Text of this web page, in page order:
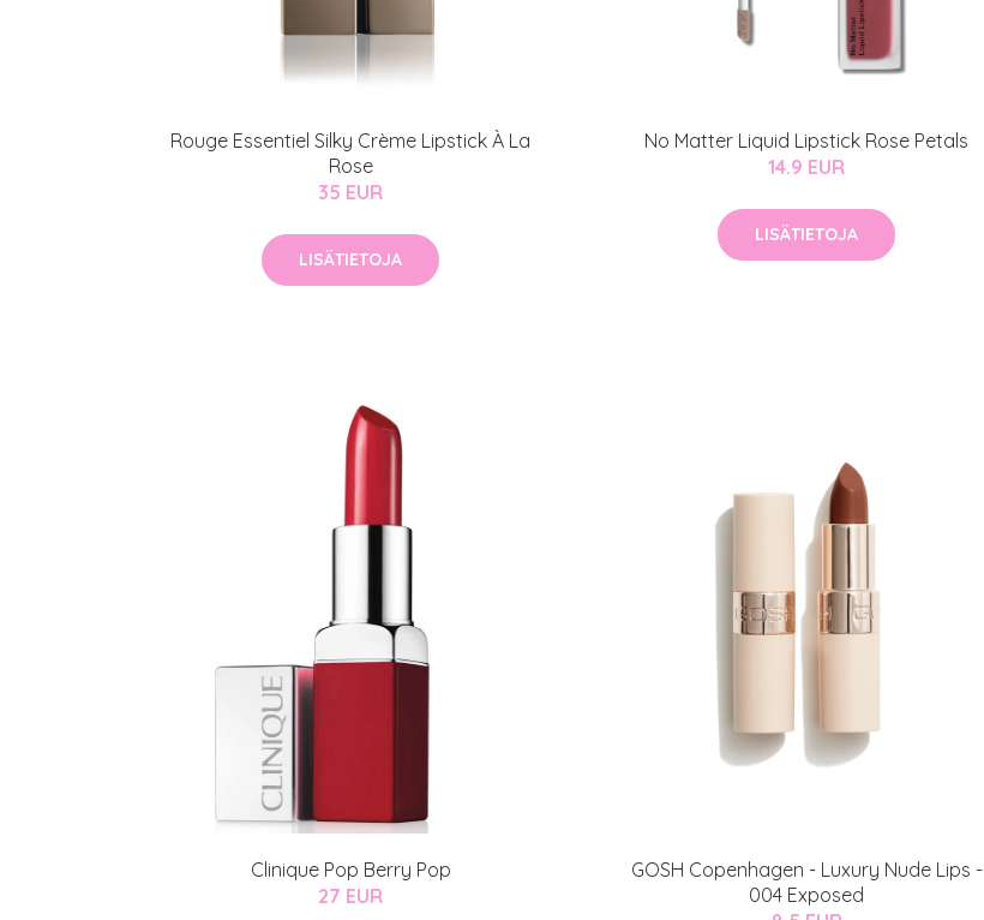
Rouge Essentiel Silky Crème Lipstick À La
Rose
35 EUR
LISÄTIETOJA
No Matter Liquid Lipstick Rose Petals
14.9 EUR
LISÄTIETOJA
Clinique Pop Berry Pop
27 EUR
GOSH Copenhagen - Luxury Nude Lips -
004 Exposed
Erikoistarjous
Sponsoriltamme
Varaa konsultaatio
toimenpiteestä.
KATSO TARJOUS